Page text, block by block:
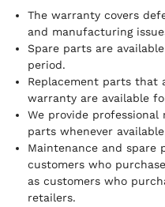
The warranty covers
and manufacturing
Spare parts are
period.
Replacement parts that
warranty are available
We provide professional
parts whenever
Maintenance and spare
customers who
as customers who
retailers.